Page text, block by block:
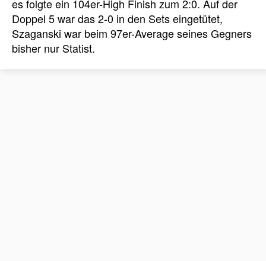
es folgte ein 104er-High Finish zum 2:0. Auf der
Doppel 5 war das 2-0 in den Sets eingetütet,
Szaganski war beim 97er-Average seines Gegners
bisher nur Statist.